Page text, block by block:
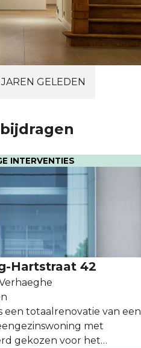
GELEDEN
INTERVENTIES
Hartstraat 42
een totaalrenovatie van een
met
gekozen voor het